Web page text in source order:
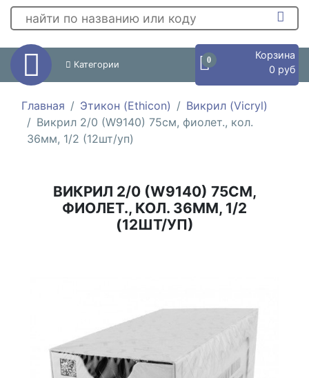
Категории 0
Корзина
0 руб
Главная Этикон (Ethicon)
Викрил (Vicryl)
Викрил 2/0 (W9140) 75см, фиолет., кол.
36мм, 1/2 (12шт/уп)
ВИКРИЛ 2/0 (W9140) 75СМ,
ФИОЛЕТ., КОЛ. 36ММ, 1/2
(12ШТ/УП)